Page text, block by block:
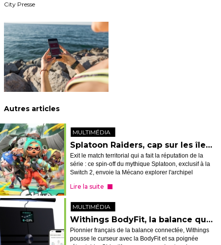
City Presse
Autres articles
MULTIMÉDIA
Splatoon Raiders, cap sur les îles avec Tridenfer
Exit le match territorial qui a fait la réputation de la
série : ce spin-off du mythique Splatoon, exclusif à la
Switch 2, envoie la Mécano explorer l'archipel
raids jouables seu...
Lire la suite
MULTIMÉDIA
Withings BodyFit, la balance qui scanne le corps entier
Pionnier français de la balance connectée, Withings
pousse le curseur avec la BodyFit et sa poignée